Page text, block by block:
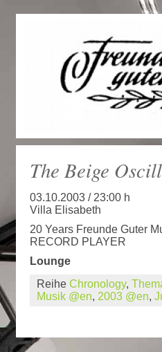
The Beige
03.10.2003 / 23:00 h
Villa Elisabeth
20 Years Freunde Guter
RECORD PLAYER
Lounge
Reihe Chronology,
Musik @en, 2003 @en,